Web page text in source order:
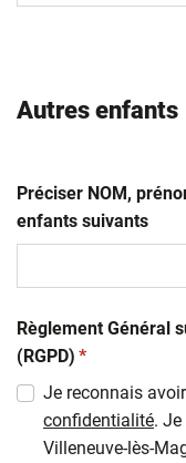
Autres enfants
Préciser NOM,
enfants suivants
Règlement Général
(RGPD) (obligatoire)
*
Je reconnais
confidentialité.
Villeneuve-lès-